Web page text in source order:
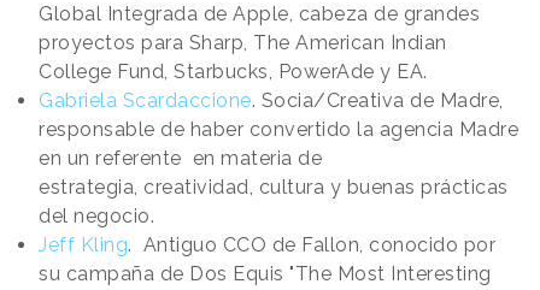
Global Integrada de Apple, cabeza de grandes
proyectos para Sharp, The American Indian
College Fund, Starbucks, PowerAde y EA.
Gabriela Scardaccione. Socia/Creativa de Madre,
responsable de haber convertido la agencia Madre
en un referente en materia de
estrategia, creatividad, cultura y buenas prácticas
del negocio.
Jeff Kling. Antiguo CCO de Fallon, conocido por
su campaña de Dos Equis "The Most Interesting